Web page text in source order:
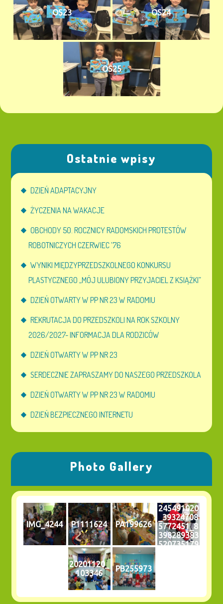
OS23 OS24
OS25
Ostatnie wpisy
DZIEŃ ADAPTACYJNY
ŻYCZENIA NA WAKACJE
OBCHODY 50. ROCZNICY RADOMSKICH PROTESTÓW
ROBOTNICZYCH CZERWIEC ’76
WYNIKI MIĘDZYPRZEDSZKOLNEGO KONKURSU
PLASTYCZNEGO „MÓJ ULUBIONY PRZYJACIEL Z KSIĄŻKI”
DZIEŃ OTWARTY W PP NR 23 W RADOMIU
REKRUTACJA DO PRZEDSZKOLI NA ROK SZKOLNY
2026/2027- INFORMACJA DLA RODZICÓW
DZIEŃ OTWARTY W PP NR 23
SERDECZNIE ZAPRASZAMY DO NASZEGO PRZEDSZKOLA
DZIEŃ OTWARTY W PP NR 23 W RADOMIU
DZIEŃ BEZPIECZNEGO INTERNETU
Photo Gallery
IMG_4244 P1111624 PA199626
245491020
_39324708
5772451_8
398289383
520735179
20201120_
103346
PB255973